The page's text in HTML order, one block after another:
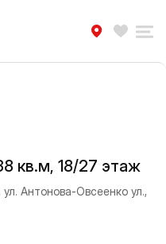
кв.м, 18/27 этаж
Антонова-Овсеенко ул.,